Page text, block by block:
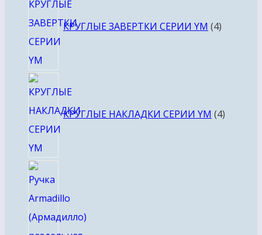
КРУГЛЫЕ ЗАВЕРТКИ СЕРИИ YM 4
КРУГЛЫЕ НАКЛАДКИ СЕРИИ YM 4